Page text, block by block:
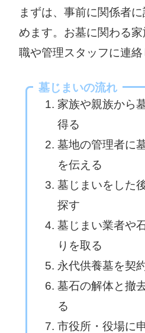
まずは、事前に関係者
めます。お墓に関わる
職や管理スタッフに連絡
墓じまいの流れ
家族や親族から
得る
墓地の管理者に
を伝える
墓じまいをした
探す
墓じまい業者や
りを取る
永代供養墓を契
墓石の解体と撤
る
市役所・役場に